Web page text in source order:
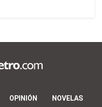
OPINIÓN NOVELAS